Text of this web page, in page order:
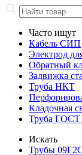
Часто ищут
Кабель СИП
Электрод
Обратный
Задвижка
Труба НКТ
Кладочная
Труба ГОСТ
Искать
Трубы